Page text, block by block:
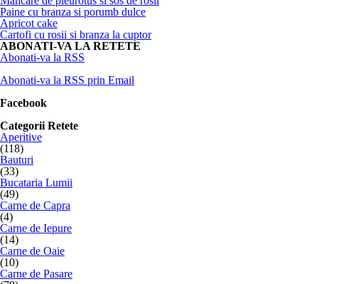
Paine cu branza si porumb dulce
Apricot cake
Cartofi cu rosii si branza la cuptor
ABONATI-VA LA RETETE
Abonati-va la RSS
Abonati-va la RSS prin Email
Facebook
Categorii Retete
Aperitive
(118)
Bauturi
(33)
Bucataria Lumii
(49)
Carne de Capra
(4)
Carne de Iepure
(14)
Carne de Oaie
(10)
Carne de Pasare